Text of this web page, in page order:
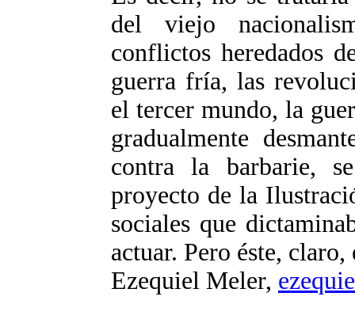
del viejo
conflictos heredados
guerra fría, las
el tercer mundo, la
gradualmente
contra la barbarie,
proyecto de la
sociales que
actuar. Pero éste,
Ezequiel Meler,